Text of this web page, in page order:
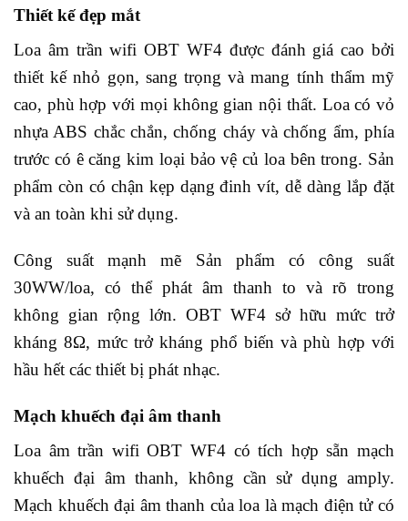
Thiết kế đẹp mắt
Loa âm trần wifi OBT WF4 được đánh giá cao bởi
thiết kế nhỏ gọn, sang trọng và mang tính thẩm mỹ
cao, phù hợp với mọi không gian nội thất. Loa có vỏ
nhựa ABS chắc chắn, chống cháy và chống ẩm, phía
trước có ê căng kim loại bảo vệ củ loa bên trong. Sản
phẩm còn có chận kẹp dạng đinh vít, dễ dàng lắp đặt
và an toàn khi sử dụng.
Công suất mạnh mẽ Sản phẩm có công suất
30WW/loa, có thể phát âm thanh to và rõ trong
không gian rộng lớn. OBT WF4 sở hữu mức trở
kháng 8Ω, mức trở kháng phổ biến và phù hợp với
hầu hết các thiết bị phát nhạc.
Mạch khuếch đại âm thanh
Loa âm trần wifi OBT WF4 có tích hợp sẵn mạch
khuếch đại âm thanh, không cần sử dụng amply.
Mạch khuếch đại âm thanh của loa là mạch điện tử có